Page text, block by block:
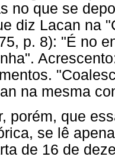
no que se
diz Lacan na
p. 8): "É no
na mesma
porém, que
se lê
de 16 de